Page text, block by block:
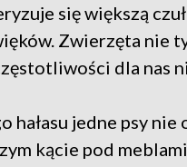
się większą
Zwierzęta nie
dla nas
hałasu jedne psy
kącie pod